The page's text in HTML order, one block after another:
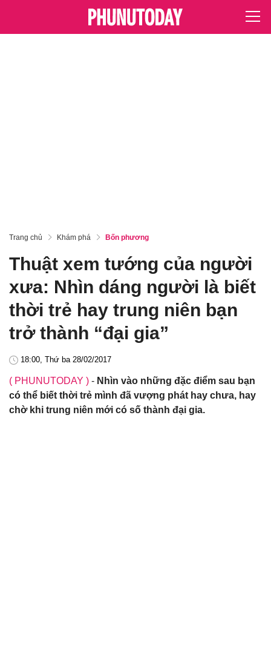
Trang chủ Khám phá Bốn phương
Thuật xem tướng của người
xưa: Nhìn dáng người là biết
thời trẻ hay trung niên bạn
trở thành “đại gia”
18:00, Thứ ba 28/02/2017
( PHUNUTODAY ) - Nhìn vào những đặc điểm sau bạn
có thể biết thời trẻ mình đã vượng phát hay chưa, hay
chờ khi trung niên mới có số thành đại gia.